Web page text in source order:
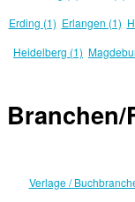
Erding (1) Erlangen (1)
Heidelberg (1)
Branchen/
Verlage /